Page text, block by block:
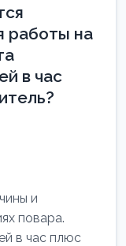
работы на
в час
и
повара.
в час плюс